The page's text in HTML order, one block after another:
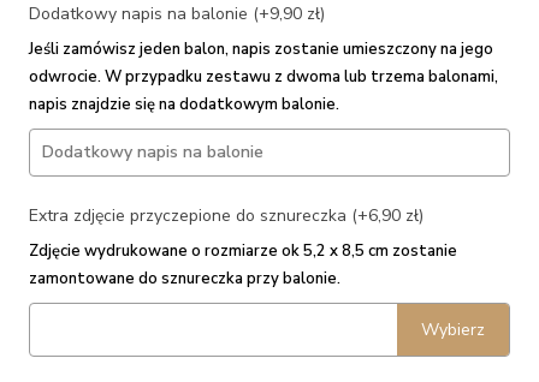
Dodatkowy napis na balonie (+9,90 zł)
Jeśli zamówisz jeden balon, napis zostanie umieszczony na jego
odwrocie. W przypadku zestawu z dwoma lub trzema balonami,
napis znajdzie się na dodatkowym balonie.
Extra zdjęcie przyczepione do sznureczka (+6,90 zł)
Zdjęcie wydrukowane o rozmiarze ok 5,2 x 8,5 cm zostanie
zamontowane do sznureczka przy balonie.
Wybierz